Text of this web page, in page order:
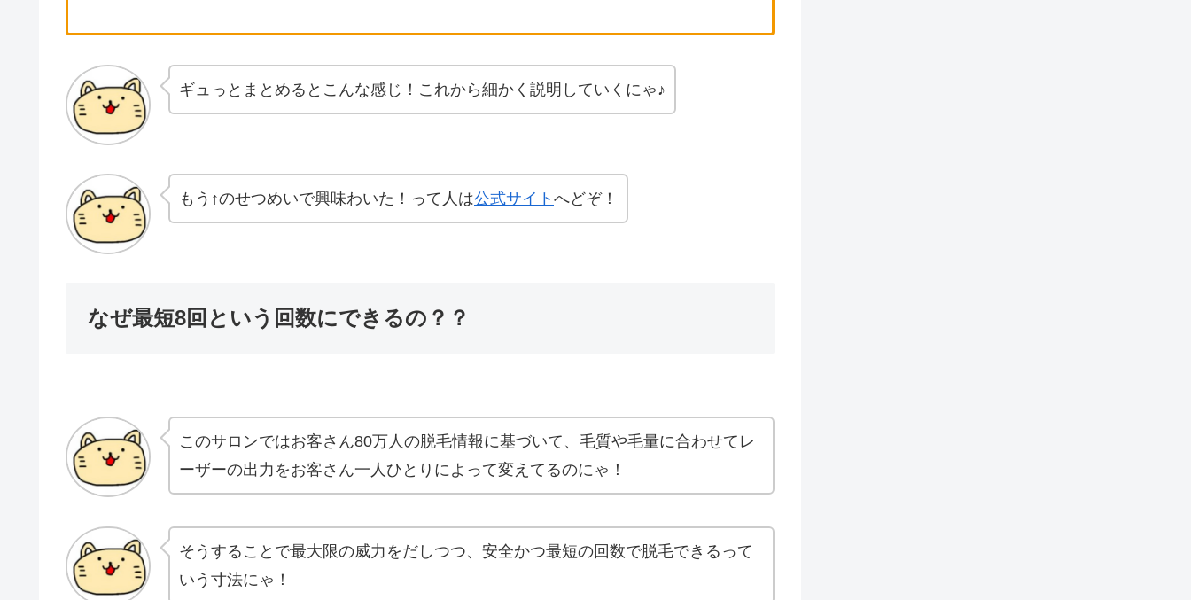
ギュっとまとめるとこんな感じ！これから細かく説明していくにゃ♪
もう↑のせつめいで興味わいた！って人は公式サイト へどぞ！
なぜ最短8回という回数にできるの？？
このサロンではお客さん80万人の脱毛情報に基づいて、毛質や毛量に合わせてレ
ーザーの出力をお客さん一人ひとりによって変えてるのにゃ！
そうすることで最大限の威力をだしつつ、安全かつ最短の回数で脱毛できるって
いう寸法にゃ！